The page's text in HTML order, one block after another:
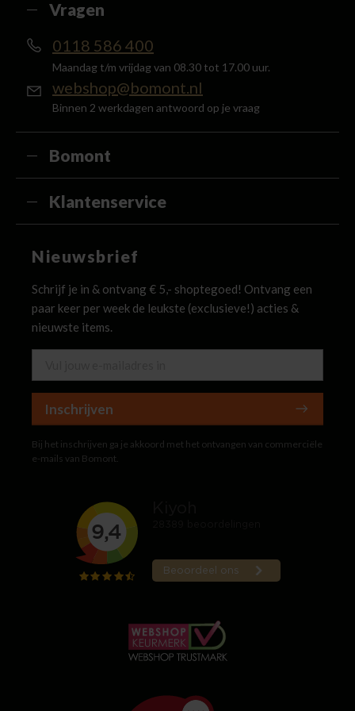
Vragen
0118 586 400
Maandag t/m vrijdag van 08.30 tot 17.00 uur.
webshop@bomont.nl
Binnen 2 werkdagen antwoord op je vraag
Bomont
Klantenservice
Nieuwsbrief
Schrijf je in & ontvang € 5,- shoptegoed! Ontvang een
paar keer per week de leukste (exclusieve!) acties &
nieuwste items.
Inschrijven
Bij het inschrijven ga je akkoord met het ontvangen van commerciële
e-mails van Bomont.